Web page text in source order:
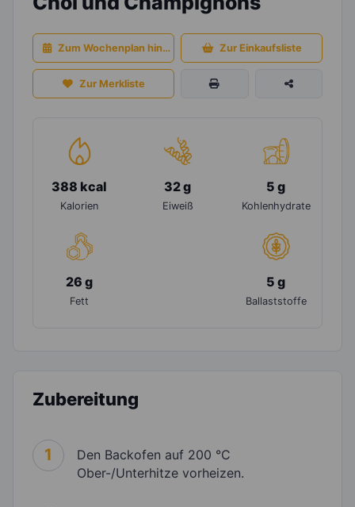
Zum Wochenplan hinzufügen Zur Einkaufsliste
Zur Merkliste
388 kcal
Kalorien
32 g
Eiweiß
5 g
Kohlenhydrate
26 g
Fett
5 g
Ballaststoffe
Zubereitung
1
Den Backofen auf 200 °C
Ober-/Unterhitze vorheizen.